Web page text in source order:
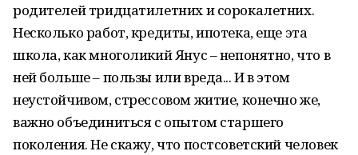
родителей тридцатилетних и сорокалетних.
Несколько работ, кредиты, ипотека, еще эта
школа, как многоликий Янус – непонятно, что в
ней больше – пользы или вреда... И в этом
неустойчивом, стрессовом житие, конечно же,
важно объединиться с опытом старшего
поколения. Не скажу, что постсоветский человек